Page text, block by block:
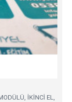
İKİNCİ EL,